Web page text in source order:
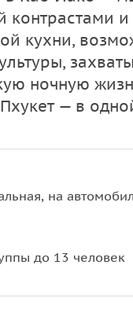
контрастами
кухни,
ночную
— в
на
до 13 человек